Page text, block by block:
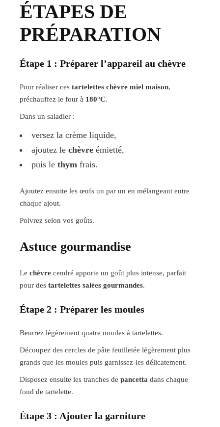
ÉTAPES DE
PRÉPARATION
Étape 1 : Préparer l’appareil au chèvre
Pour réaliser cestartelettes chèvre miel maison,
préchauffez le four à 180°C.
Dans un saladier :
versez la crème liquide,
ajoutez lechèvre émietté,
puis lethym frais.
Ajoutez ensuite les œufs un par un en mélangeant entre
chaque ajout.
Poivrez selon vos goûts.
Astuce gourmandise
Lechèvre cendré apporte un goût plus intense, parfait
pour destartelettes salées gourmandes.
Étape 2 : Préparer les moules
Beurrez légèrement quatre moules à tartelettes.
Découpez des cercles de pâte feuilletée légèrement plus
grands que les moules puis garnissez-les délicatement.
Disposez ensuite les tranches de pancetta dans chaque
fond de tartelette.
Étape 3 : Ajouter la garniture